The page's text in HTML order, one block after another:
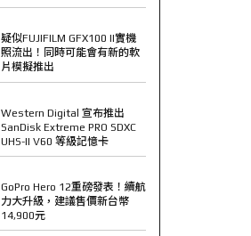
疑似FUJIFILM GFX100 II實機
照流出！同時可能會有新的軟
片模擬推出
Western Digital 宣布推出
SanDisk Extreme PRO SDXC
UHS-II V60 等級記憶卡
GoPro Hero 12重磅發表！續航
力大升級，建議售價新台幣
14,900元